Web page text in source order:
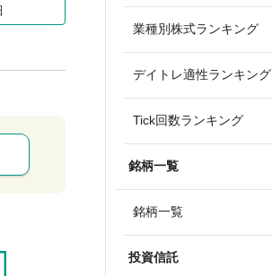
業種別株式ランキング
デイトレ適性ランキング
Tick回数ランキング
銘柄一覧
銘柄一覧
投資信託